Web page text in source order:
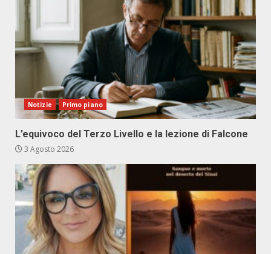
Notizie Primo piano
L’equivoco del Terzo Livello e la lezione di Falcone
3 Agosto 2026